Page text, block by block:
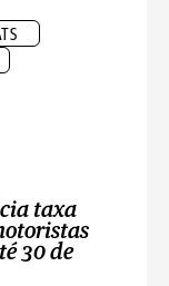
taxa
30 de